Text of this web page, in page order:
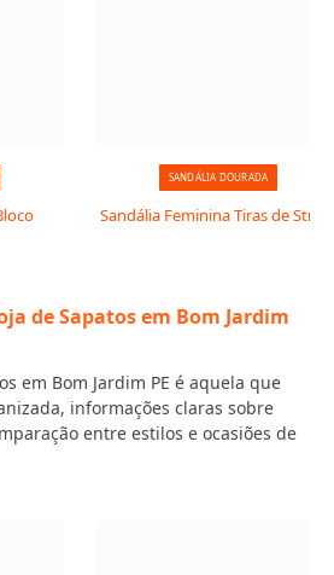
SANDÁLIA DOURADA
Sandália Feminina Tiras de
de Sapatos em Bom Jardim
em Bom Jardim PE é aquela que
informações claras sobre
entre estilos e ocasiões de